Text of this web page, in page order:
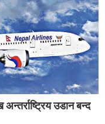
उडान बन्द